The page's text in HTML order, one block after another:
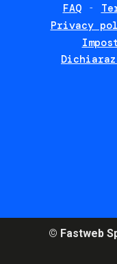
FAQ
Privacy
© Fastweb